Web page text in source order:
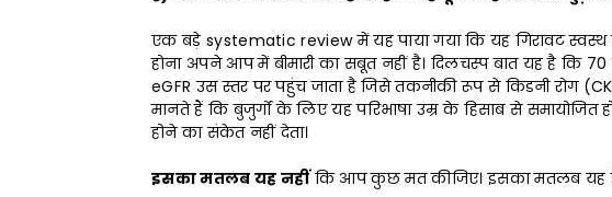
एक बड़े systematic review में यह पाया गया कि यह गिरावट स्वस्थ
होना अपने आप में बीमारी का सबूत नहीं है। दिलचस्प बात यह है
eGFR उस स्तर पर पहुंच जाता है जिसे तकनीकी रूप से किडनी रोग
मानते हैं कि बुजुर्गों के लिए यह परिभाषा उम्र के हिसाब से
होने का संकेत नहीं देता।
इसका मतलब यह नहींकि आप कुछ मत कीजिए। इसका मतलब यह